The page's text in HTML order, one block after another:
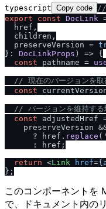
typescript Copy code //
export
const DocLink
  href,
  children,
  preserveVersion =
}: DocLinkProps ) => {
const pathname =
// 現在のバージョンを取
const
// バージョンを維持す
const adjustedHref
preserveVersion
      ? href.
replace ( '
      : href;
return <Link href=
このコンポーネントを
で、ドキュメント内の